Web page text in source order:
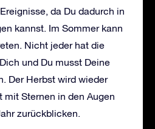
da Du dadurch in
kannst. Im Sommer kann
Nicht jeder hat die
und Du musst Deine
Der Herbst wird wieder
mit Sternen in den Augen
zurückblicken.